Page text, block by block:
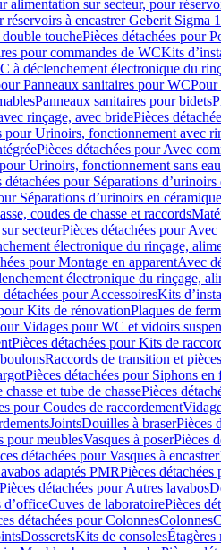
alimentation sur secteur, pour
à encastrer Geberit Sigma
touchePièces détachées pour
pour commandes de WCKits
à déclenchement électronique du
Panneaux sanitaires pour WCPour
Panneaux sanitaires pour bidets
rinçage, avec bridePièces
pour Urinoirs, fonctionnement avec
Pièces détachées pour Avec
Urinoirs, fonctionnement sans eau
détachées pour Séparations
Séparations d’urinoirs en
coudes de chasse et raccords
secteurPièces détachées pour
électronique du rinçage,
pour Montage en apparentAvec
électronique du rinçage,
détachées pour AccessoiresKits
Kits de rénovationPlaques de
Vidages pour WC et vidoirs
Pièces détachées pour Kits de
Raccords de transition et
Pièces détachées pour Siphons en
et tube de chassePièces
pour Coudes de raccordement
JointsDouilles à braserPièces
pour meublesVasques à poserPièces
détachées pour Vasques à encastrer
adaptés PMRPièces
Pièces détachées pour Autres lavabos
dʼofficeCuves de laboratoirePièces
détachées pour ColonnesColonnes
DosseretsKits de consolesÉtagères